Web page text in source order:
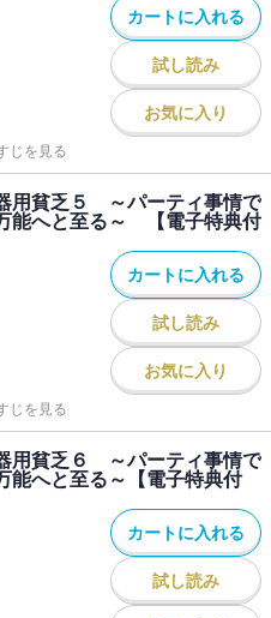
カートに入れる
試し読み
お気に入り
じを見る
用貧乏５ ～パーティ事情で
能へと至る～ 【電子特典付
カートに入れる
試し読み
お気に入り
じを見る
用貧乏６ ～パーティ事情で
能へと至る～【電子特典付
カートに入れる
試し読み